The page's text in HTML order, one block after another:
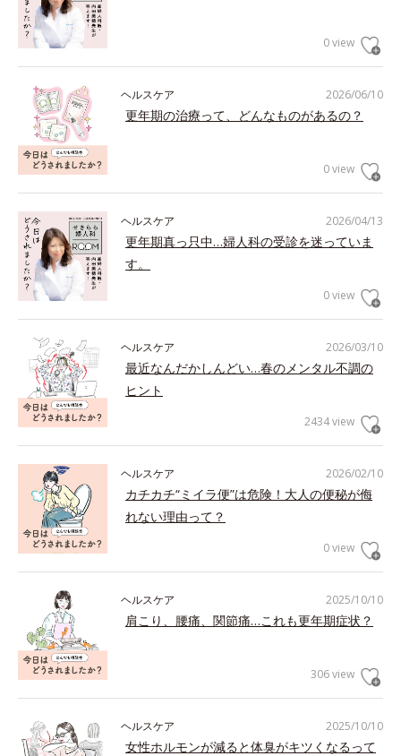
0 view
2026/06/10
ヘルスケア
更年期の治療って、どんなものがあるの？
0 view
2026/04/13
ヘルスケア
更年期真っ只中…婦人科の受診を迷っていま
す。
0 view
2026/03/10
ヘルスケア
最近なんだかしんどい…春のメンタル不調の
ヒント
2434 view
2026/02/10
ヘルスケア
カチカチ“ミイラ便”は危険！大人の便秘が侮
れない理由って？
0 view
2025/10/10
ヘルスケア
肩こり、腰痛、関節痛…これも更年期症状？
306 view
2025/10/10
ヘルスケア
女性ホルモンが減ると体臭がキツくなるって